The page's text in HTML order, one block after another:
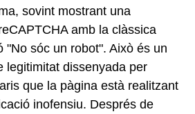
sovint mostrant una
amb la clàssica
"No sóc un robot". Això és un
legitimitat dissenyada per
que la pàgina està realitzant
inofensiu. Després de